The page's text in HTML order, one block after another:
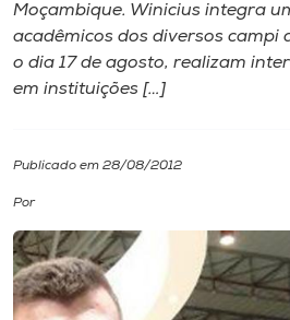
Internacionalização
I.nova
Cultura
CPA
Moçambique. Winicius integra
acadêmicos dos diversos campi
o dia 17 de agosto, realizam
em instituições […]
Publicado em 28/08/2012
Por